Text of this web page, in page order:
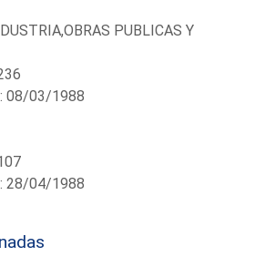
PUBLICAS Y
: 08/03/1988
: 28/04/1988